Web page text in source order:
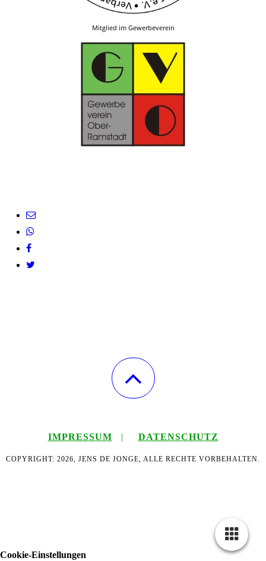
Mitglied im Gewerbeverein
IMPRESSUM | DATENSCHUTZ
COPYRIGHT: 2026, JENS DE JONGE, ALLE RECHTE VORBEHALTEN.
Cookie-Einstellungen